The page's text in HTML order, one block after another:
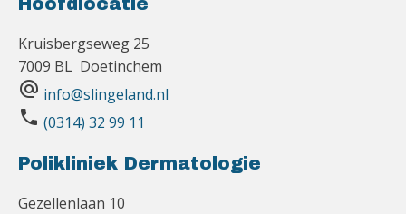
Kruisbergseweg 25
7009 BL Doetinchem
alternate_email info@slingeland.nl
phone (0314) 32 99 11
Polikliniek Dermatologie
Gezellenlaan 10